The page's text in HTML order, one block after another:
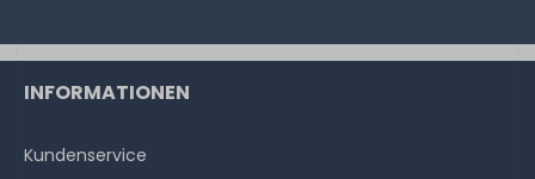
INFORMATIONEN
Kundenservice